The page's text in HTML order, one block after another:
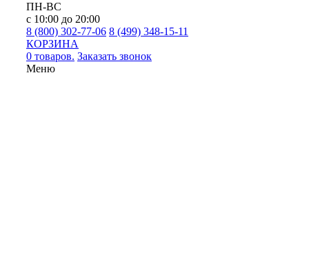
ПН-ВС
с 10:00 до 20:00
8 (800) 302-77-06 8 (499) 348-15-11
КОРЗИНА
0 товаров. Заказать звонок
Меню